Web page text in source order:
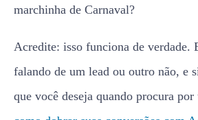
que você deseja quando procura por
como dobrar suas conversões com
resultados que sejam ainda melhores
Para isso, porém, é claro que sua